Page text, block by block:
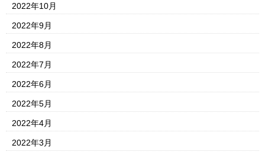
2022年10月
2022年9月
2022年8月
2022年7月
2022年6月
2022年5月
2022年4月
2022年3月